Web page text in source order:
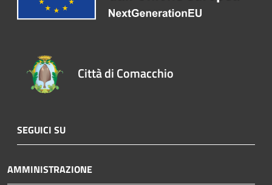
Città di Comacchio
SEGUICI SU
AMMINISTRAZIONE